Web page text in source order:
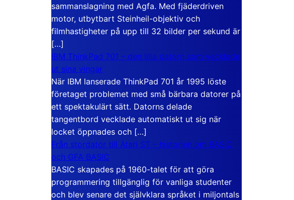
sammanslagning med Agfa. Med fjäderdriven
motor, utbytbart Steinheil-objektiv och
filmhastigheter på upp till 32 bilder per sekund är
[…]
IBM ThinkPad 701 – den lilla datorn som vecklade
ut sina vingar
När IBM lanserade ThinkPad 701 år 1995 löste
företaget problemet med små bärbara datorer på
ett spektakulärt sätt. Datorns delade
tangentbord vecklade automatiskt ut sig när
locket öppnades och […]
Från stordator till Atari ST – historien om BASIC
och GFA BASIC
BASIC skapades på 1960-talet för att göra
programmering tillgänglig för vanliga studenter
och blev senare det självklara språket i miljontals